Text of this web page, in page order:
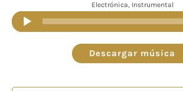
Electrónica, Instrumental
Reproductor
de
audio
Descargar música